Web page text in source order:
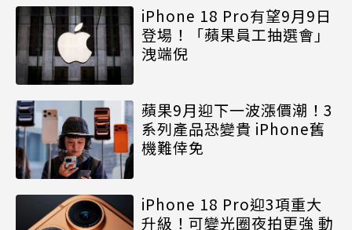
iPhone 18 Pro有望9月9日
登場！「蘋果員工抽選會」
洩端倪
蘋果9月迎下一波漲價潮！3
系列產品恐變貴 iPhone舊
機難倖免
iPhone 18 Pro迎3項重大
升級！可變光圈夜拍更強 動